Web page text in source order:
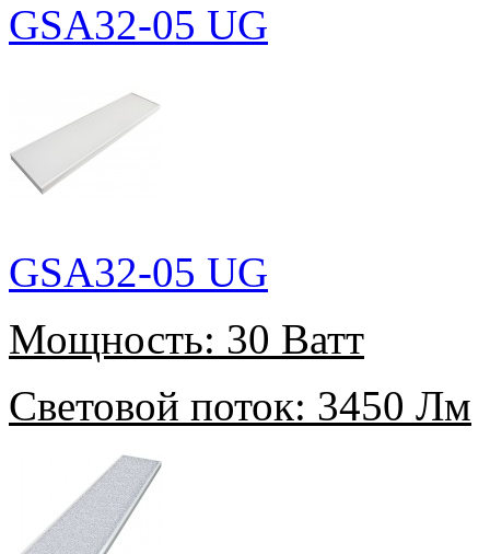
GSA32-05 UG
GSA32-05 UG
Мощность: 30 Ватт
Световой поток: 3450 Лм